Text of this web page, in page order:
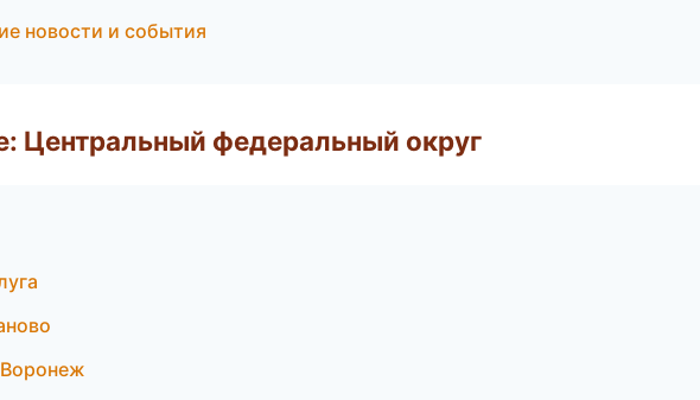
новости и события
Центральный федеральный округ